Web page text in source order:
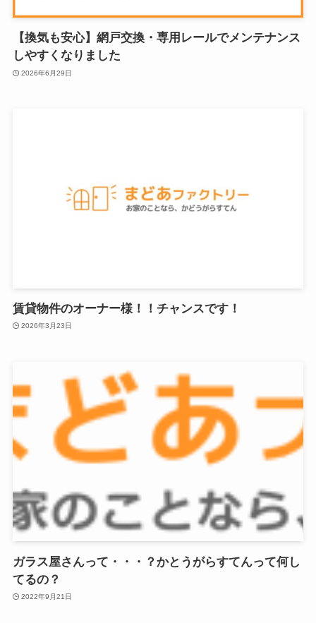
【換気も安心】網戸交換・専用レールでメンテナンス
しやすくなりました
2026年6月29日
賃貸物件のオーナー様！！チャンスです！
2026年3月23日
ガラス屋さんって・・・？かとうがらすてんって何し
てるの？
2022年9月21日